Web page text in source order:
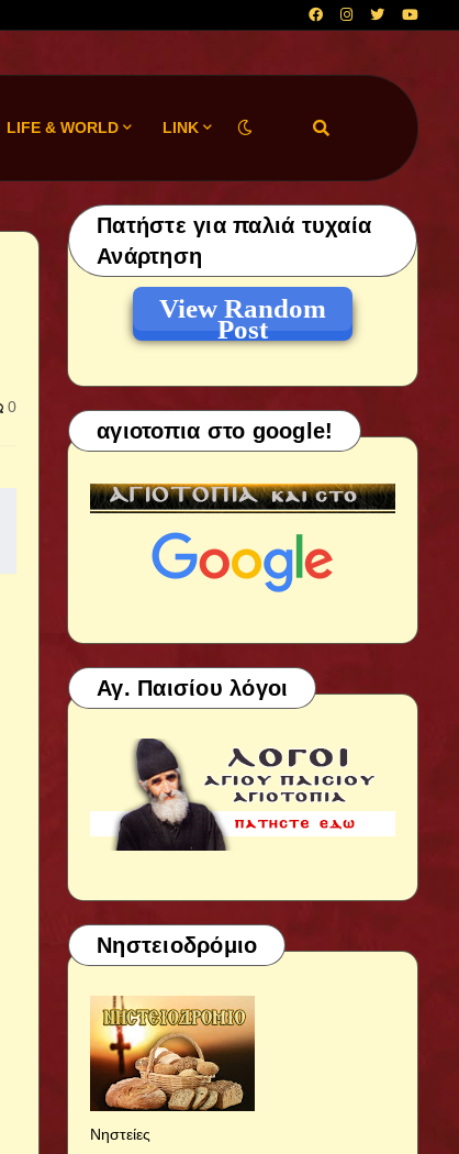
LIFE & WORLD LINK
0
Πατήστε για παλιά τυχαία
Ανάρτηση
View Random
Post
αγιοτοπια στο google!
Αγ. Παισίου λόγοι
Νηστειοδρόμιο
Νηστείες